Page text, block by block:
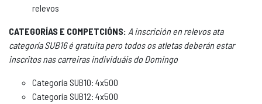
relevos
CATEGORÍAS E COMPETCIÓNS: A inscrición en relevos ata
categoría SUB16 é gratuita pero todos os atletas deberán estar
inscritos nas carreiras individuáis do Domingo
Categoría SUB10: 4x500
Categoría SUB12: 4x500